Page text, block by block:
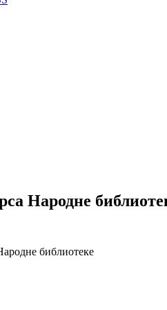
Народне
библиотеке